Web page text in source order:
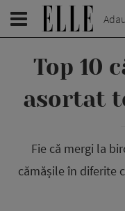
Top 10
asortat
Fie că mergi la
cămășile în diferite